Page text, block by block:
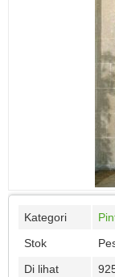
Kategori
Stok
Di lihat